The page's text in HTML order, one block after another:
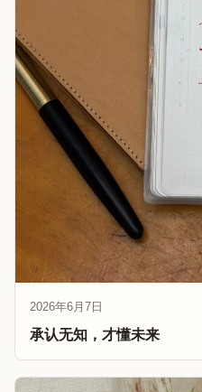
2026年6月7日
承认无知，才懂未来